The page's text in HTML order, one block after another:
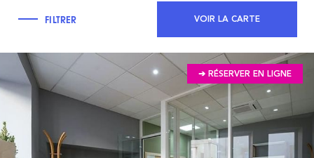
FILTRER VOIR LA CARTE
➔ RÉSERVER EN LIGNE